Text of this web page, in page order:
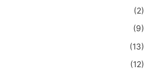
(2)
(9)
(13)
(12)